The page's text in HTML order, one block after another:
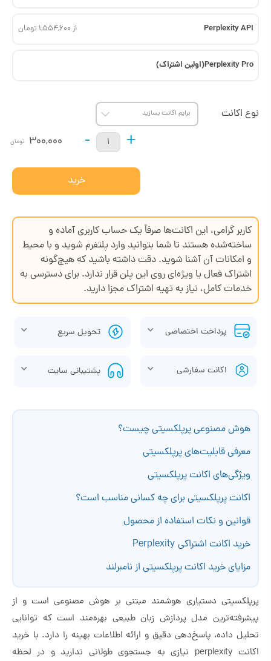
Perplexity API از 1,554,600 تومان
Perplexity Pro(اولین اشتراک)
نوع اکانت
+
-
300,000 تومان
خرید
کاربر گرامی، این اکانت‌ها صرفاً یک حساب کاربری آماده و
ساخته‌شده هستند تا شما بتوانید وارد پلتفرم شوید و با محیط
و امکانات آن آشنا شوید. دقت داشته باشید که هیچ‌گونه
اشتراک فعال یا ویژه‌ای روی این پلن قرار ندارد. برای دسترسی به
خدمات کامل، نیاز به تهیه اشتراک مجزا دارید.
پرداخت اختصاصی تحویل سریع
اکانت سفارشی پشتیبانی سایت
هوش مصنوعی پرپلکسیتی چیست؟
معرفی قابلیت‌های پرپلکسیتی
ویژگی‌های اکانت پرپلکسیتی
اکانت پرپلکسیتی برای چه کسانی مناسب است؟
قوانین و نکات استفاده از محصول
خرید اکانت اشتراکی Perplexity
مزایای خرید اکانت پرپلکسیتی از نامبرلند
پرپلکسیتی دستیاری هوشمند مبتنی بر هوش مصنوعی است و از
پیشرفته‌ترین مدل پردازش زبان طبیعی بهره‌مند است که توانایی
تحلیل داده، پاسخ‌دهی دقیق و ارائه اطلاعات بهینه را دارد. با خرید
اکانت perplexity نیازی به جستجوی طولانی ندارید و در لحظه